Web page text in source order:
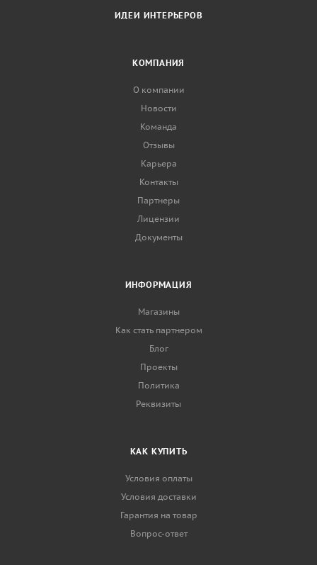
ИДЕИ ИНТЕРЬЕРОВ
КОМПАНИЯ
О компании
Новости
Команда
Отзывы
Карьера
Контакты
Партнеры
Лицензии
Документы
ИНФОРМАЦИЯ
Магазины
Как стать партнером
Блог
Проекты
Политика
Реквизиты
КАК КУПИТЬ
Условия оплаты
Условия доставки
Гарантия на товар
Вопрос-ответ